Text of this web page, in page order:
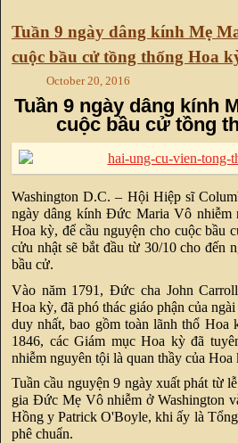
Tuần 9 ngày dâng kính Mẹ
cuộc bầu cử tồng thống Hoa
October 20, 2016
Tuần 9 ngày dâng kính
cuộc bầu cử tồng
Washington D.C. – Hội Hiệp sĩ
ngày dâng kính Đức Maria Vô nhiễm
Hoa kỳ, để cầu nguyện cho cuộc bầu
cửu nhật sẽ bắt đầu từ 30/10 cho đến
bầu cử.
Vào năm 1791, Đức cha John
Hoa kỳ, đã phó thác giáo phận của
duy nhất, bao gồm toàn lãnh thổ
1846, các Giám mục Hoa kỳ đã
nhiễm nguyên tội là quan thầy của Hoa
Tuần cầu nguyện 9 ngày xuất phát từ
gia Đức Mẹ Vô nhiễm ở Washington
Hồng y Patrick O'Boyle, khi ấy là
phê chuẩn.